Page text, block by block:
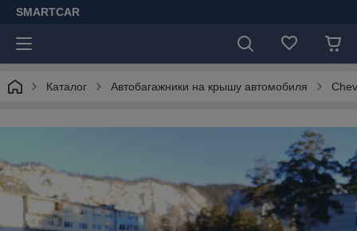
SMARTCAR
Каталог Автобагажники на крышу автомобиля